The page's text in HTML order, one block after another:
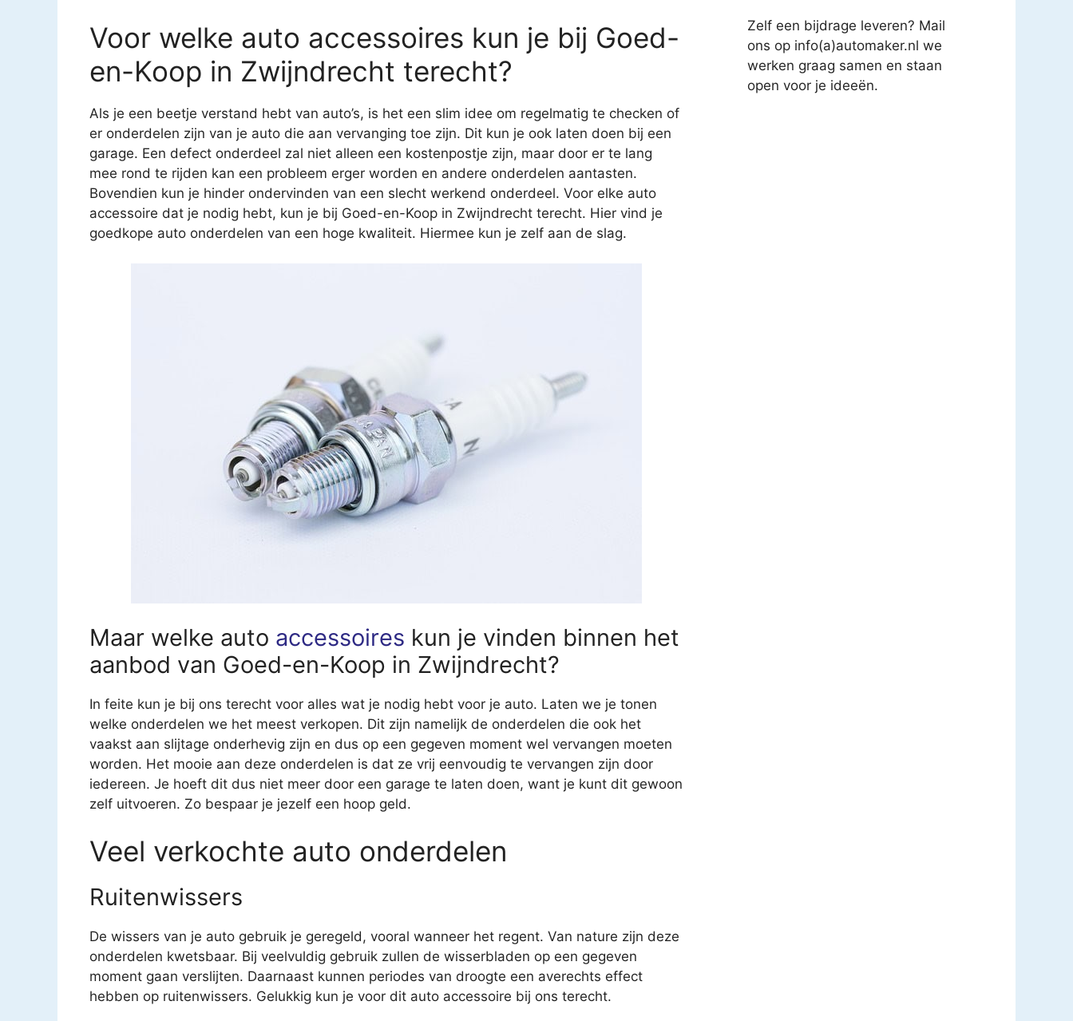
Voor welke auto accessoires kun je bij Goed-
en-Koop in Zwijndrecht terecht?
Als je een beetje verstand hebt van auto’s, is het een slim idee om regelmatig te checken of
er onderdelen zijn van je auto die aan vervanging toe zijn. Dit kun je ook laten doen bij een
garage. Een defect onderdeel zal niet alleen een kostenpostje zijn, maar door er te lang
mee rond te rijden kan een probleem erger worden en andere onderdelen aantasten.
Bovendien kun je hinder ondervinden van een slecht werkend onderdeel. Voor elke auto
accessoire dat je nodig hebt, kun je bij Goed-en-Koop in Zwijndrecht terecht. Hier vind je
goedkope auto onderdelen van een hoge kwaliteit. Hiermee kun je zelf aan de slag.
Maar welke auto accessoires kun je vinden binnen het
aanbod van Goed-en-Koop in Zwijndrecht?
In feite kun je bij ons terecht voor alles wat je nodig hebt voor je auto. Laten we je tonen
welke onderdelen we het meest verkopen. Dit zijn namelijk de onderdelen die ook het
vaakst aan slijtage onderhevig zijn en dus op een gegeven moment wel vervangen moeten
worden. Het mooie aan deze onderdelen is dat ze vrij eenvoudig te vervangen zijn door
iedereen. Je hoeft dit dus niet meer door een garage te laten doen, want je kunt dit gewoon
zelf uitvoeren. Zo bespaar je jezelf een hoop geld.
Veel verkochte auto onderdelen
Ruitenwissers
De wissers van je auto gebruik je geregeld, vooral wanneer het regent. Van nature zijn deze
onderdelen kwetsbaar. Bij veelvuldig gebruik zullen de wisserbladen op een gegeven
moment gaan verslijten. Daarnaast kunnen periodes van droogte een averechts effect
hebben op ruitenwissers. Gelukkig kun je voor dit auto accessoire bij ons terecht.
Zelf een bijdrage leveren? Mail
ons op info(a)automaker.nl we
werken graag samen en staan
open voor je ideeën.